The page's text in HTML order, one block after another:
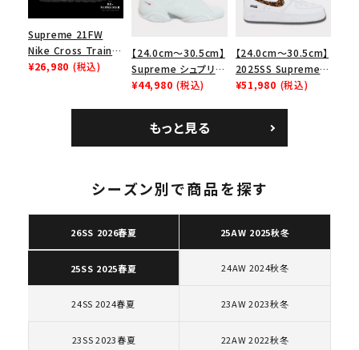
search
人気ワード 2026SS
キャップ・ハット
パーカー・クルーネック
ショルダー・ウエストバッグ
ボックスロゴ ブラックスウェット
カテゴリーから探す
価格から探す
Supreme 21FW
Nike Cross Trainer
Low ナイキクロスト
¥26,980 (税込)
【24.0cm～30.5cm】
Supreme シュプリー
ム 2023AW Nike
カー ホワイト 白
¥44,980 (税込)
【24.0cm～30.5cm】
2025SS Supreme
GOODENOUGH
ムグッドイナフ ナイキ
エアフォース１スニー
ト
¥51,980 (税込)
もっと見る
シーズン別で商品を探す
26SS 2026春夏 25AW 2025秋冬
25SS 2025春夏 24AW 2024秋冬
24SS 2024春夏 23AW 2023秋冬
23SS 2023春夏 22AW 2022秋冬